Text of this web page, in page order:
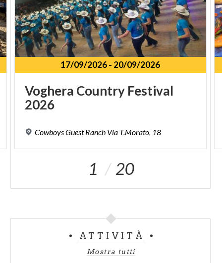
17/09/2026- 20/09/2026
Voghera Country Festival
2026
CowboysGuest Ranch Via T.Morato, 18
1 20
ATTIVITÀ
Mostra tutti